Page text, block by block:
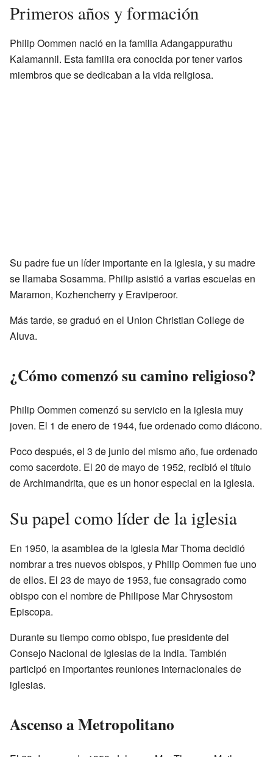
Primeros años y formación
Philip Oommen nació en la familia Adangappurathu
Kalamannil. Esta familia era conocida por tener varios
miembros que se dedicaban a la vida religiosa.
Su padre fue un líder importante en la iglesia, y su madre
se llamaba Sosamma. Philip asistió a varias escuelas en
Maramon, Kozhencherry y Eraviperoor.
Más tarde, se graduó en el Union Christian College de
Aluva.
¿Cómo comenzó su camino religioso?
Philip Oommen comenzó su servicio en la iglesia muy
joven. El 1 de enero de 1944, fue ordenado como diácono.
Poco después, el 3 de junio del mismo año, fue ordenado
como sacerdote. El 20 de mayo de 1952, recibió el título
de Archimandrita, que es un honor especial en la iglesia.
Su papel como líder de la iglesia
En 1950, la asamblea de la Iglesia Mar Thoma decidió
nombrar a tres nuevos obispos, y Philip Oommen fue uno
de ellos. El 23 de mayo de 1953, fue consagrado como
obispo con el nombre de Philipose Mar Chrysostom
Episcopa.
Durante su tiempo como obispo, fue presidente del
Consejo Nacional de Iglesias de la India. También
participó en importantes reuniones internacionales de
iglesias.
Ascenso a Metropolitano